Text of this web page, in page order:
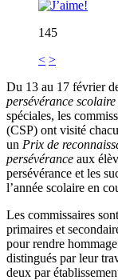
145
< >
Du 13 au 17 février
persévérance
spéciales, les
(CSP) ont visité
un Prix de
persévérance aux
persévérance et les
l’année scolaire en
Les commissaires
primaires et
pour rendre
distingués par leur
deux par